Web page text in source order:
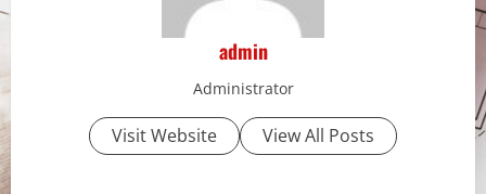
admin
Administrator
Visit Website View All Posts